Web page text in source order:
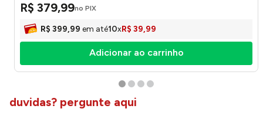
R$ 379,99no PIX
R$ 399,99 em até10xR$ 39,99
Adicionar ao carrinho
duvidas? pergunte aqui